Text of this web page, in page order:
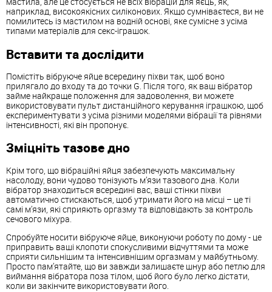
наприклад, високоякісних силіконових. Якщо сумніваєтеся, ви не
помилитесь із мастилом на водній основі, яке сумісне з усіма
типами матеріалів для секс-іграшок.
Вставити та дослідити
Помістіть вібруюче яйце всередину піхви так, щоб воно
прилягало до входу та до точки G. Після того, як ваш вібратор
займе найкраще положення для задоволення, ви можете
використовувати пульт дистанційного керування іграшкою, щоб
експериментувати з усіма різними моделями вібрації та рівнями
інтенсивності, які він пропонує.
Зміцніть тазове дно
Крім того, що вібраційні яйця забезпечують максимальну
насолоду, вони чудово тонізують м’язи тазового дна. Коли
вібратор знаходиться всередині вас, ваші стінки піхви
автоматично стискаються, щоб утримати його на місці – це ті
самі м’язи, які сприяють оргазму та відповідають за контроль
сечового міхура.
Спробуйте носити вібруюче яйце, виконуючи роботу по дому - це
приправить ваші клопоти спокусливими відчуттями та може
сприяти сильнішим та інтенсивнішим оргазмам у майбутньому.
Просто пам’ятайте, що ви завжди залишаєте шнур або петлю для
виймання вібратора поза тілом, щоб його було легко дістати,
коли ви закінчите використовувати його.